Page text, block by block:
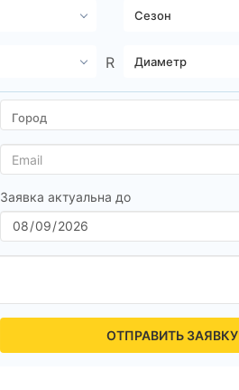
Заявка актуальна до
ОТПРАВИТЬ ЗАЯВКУ